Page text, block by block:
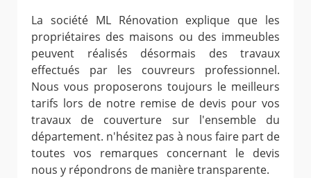
La société ML Rénovation explique que les
propriétaires des maisons ou des immeubles
peuvent réalisés désormais des travaux
effectués par les couvreurs professionnel.
Nous vous proposerons toujours le meilleurs
tarifs lors de notre remise de devis pour vos
travaux de couverture sur l'ensemble du
département. n'hésitez pas à nous faire part de
toutes vos remarques concernant le devis
nous y répondrons de manière transparente.